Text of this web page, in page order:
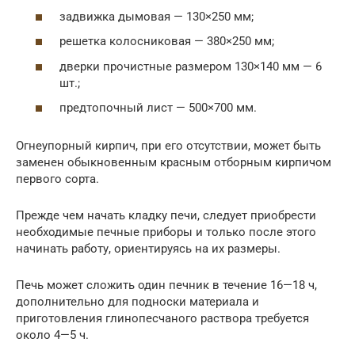
задвижка дымовая — 130×250 мм;
решетка колосниковая — 380×250 мм;
дверки прочистные размером 130×140 мм — 6
шт.;
предтопочный лист — 500×700 мм.
Огнеупорный кирпич, при его отсутствии, может быть
заменен обыкновенным красным отборным кирпичом
первого сорта.
Прежде чем начать кладку печи, следует приобрести
необходимые печные приборы и только после этого
начинать работу, ориентируясь на их размеры.
Печь может сложить один печник в течение 16—18 ч,
дополнительно для подноски материала и
приготовления глинопесчаного раствора требуется
около 4—5 ч.